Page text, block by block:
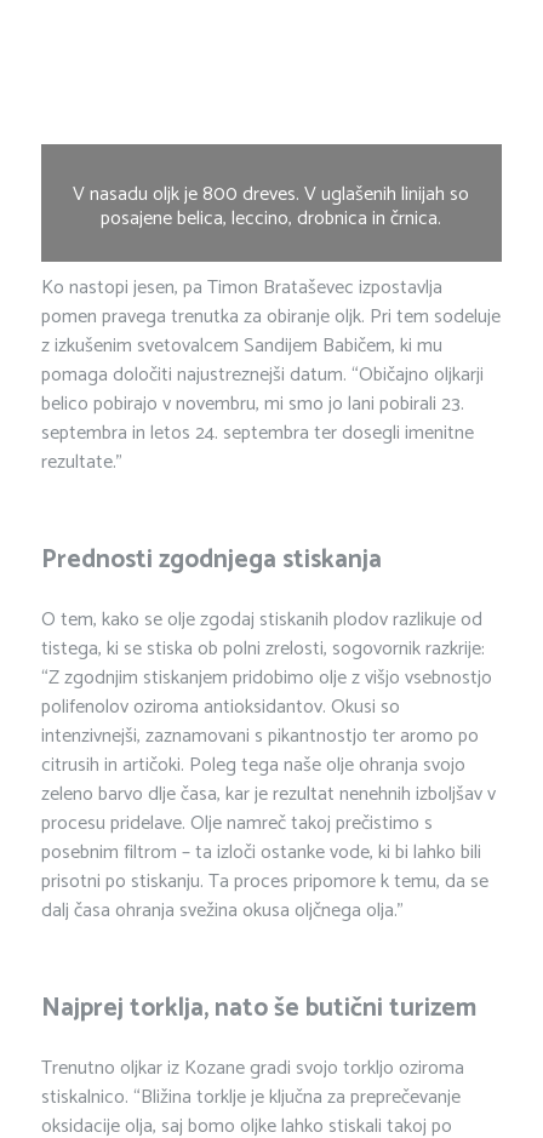
V nasadu oljk je 800 dreves. V uglašenih linijah so
posajene belica, leccino, drobnica in črnica.
Ko nastopi jesen, pa Timon Brataševec izpostavlja
pomen pravega trenutka za obiranje oljk. Pri tem sodeluje
z izkušenim svetovalcem Sandijem Babičem, ki mu
pomaga določiti najustreznejši datum. “Običajno oljkarji
belico pobirajo v novembru, mi smo jo lani pobirali 23.
septembra in letos 24. septembra ter dosegli imenitne
rezultate.”
Prednosti zgodnjega stiskanja
O tem, kako se olje zgodaj stiskanih plodov razlikuje od
tistega, ki se stiska ob polni zrelosti, sogovornik razkrije:
“Z zgodnjim stiskanjem pridobimo olje z višjo vsebnostjo
polifenolov oziroma antioksidantov. Okusi so
intenzivnejši, zaznamovani s pikantnostjo ter aromo po
citrusih in artičoki. Poleg tega naše olje ohranja svojo
zeleno barvo dlje časa, kar je rezultat nenehnih izboljšav v
procesu pridelave. Olje namreč takoj prečistimo s
posebnim filtrom – ta izloči ostanke vode, ki bi lahko bili
prisotni po stiskanju. Ta proces pripomore k temu, da se
dalj časa ohranja svežina okusa oljčnega olja.”
Najprej torklja, nato še butični turizem
Trenutno oljkar iz Kozane gradi svojo torkljo oziroma
stiskalnico. “Bližina torklje je ključna za preprečevanje
oksidacije olja, saj bomo oljke lahko stiskali takoj po